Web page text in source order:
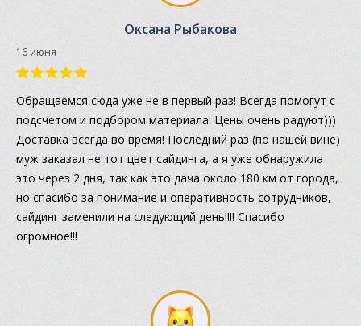
Оксана Рыбакова
16 июня
Обращаемся сюда уже не в первый раз! Всегда помогут с
подсчетом и подбором материала! Цены очень радуют)))
Доставка всегда во время! Последний раз (по нашей вине)
муж заказал не тот цвет сайдинга, а я уже обнаружила
это через 2 дня, так как это дача около 180 км от города,
но спасибо за понимание и оперативность сотрудников,
сайдинг заменили на следующий день!!!! Спасибо
огромное!!!